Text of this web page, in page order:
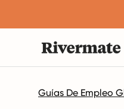
Guías De Empleo